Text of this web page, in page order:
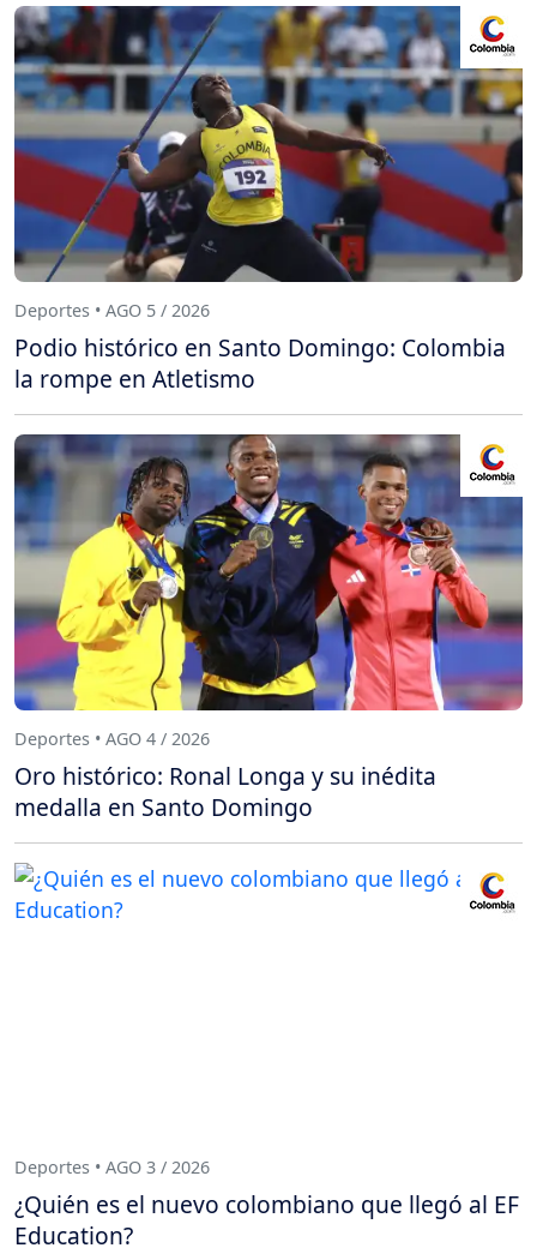
Deportes • AGO 5 / 2026
Podio histórico en Santo Domingo: Colombia
la rompe en Atletismo
Deportes • AGO 4 / 2026
Oro histórico: Ronal Longa y su inédita
medalla en Santo Domingo
Deportes • AGO 3 / 2026
¿Quién es el nuevo colombiano que llegó al EF
Education?